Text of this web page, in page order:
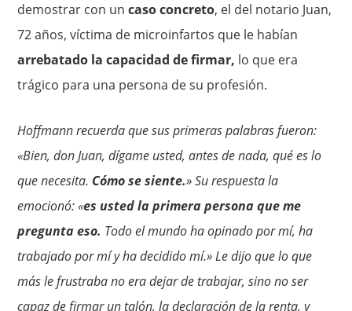
demostrar con uncaso concreto, el del notario Juan,
72 años, víctima de microinfartos que le habían
arrebatado la capacidad de firmar, lo que era
trágico para una persona de su profesión.
Hoffmann recuerda que sus primeras palabras fueron:
«Bien, don Juan, dígame usted, antes de nada, qué es lo
que necesita. Cómo se siente.» Su respuesta la
emocionó: «es usted la primera persona que me
pregunta eso. Todo el mundo ha opinado por mí, ha
trabajado por mí y ha decidido mí.» Ledijo que lo que
más le frustraba no era dejar de trabajar, sino no ser
capaz de firmar un talón, la declaración de la renta, y